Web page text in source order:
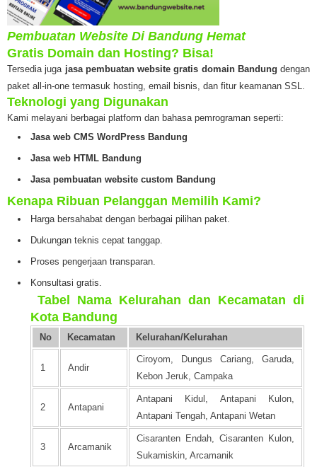
Pembuatan Website Di Bandung Hemat
Gratis Domain dan Hosting? Bisa!
Tersedia juga jasa pembuatan website gratis domain Bandung dengan
paket all-in-one termasuk hosting, email bisnis, dan fitur keamanan SSL.
Teknologi yang Digunakan
Kami melayani berbagai platform dan bahasa pemrograman seperti:
Jasa web CMS WordPress Bandung
Jasa web HTML Bandung
Jasa pembuatan website custom Bandung
Kenapa Ribuan Pelanggan Memilih Kami?
Harga bersahabat dengan berbagai pilihan paket.
Dukungan teknis cepat tanggap.
Proses pengerjaan transparan.
Konsultasi gratis.
Tabel Nama Kelurahan dan Kecamatan di
Kota Bandung
No Kecamatan Kelurahan/Kelurahan
1 Andir
Ciroyom, Dungus Cariang, Garuda,
Kebon Jeruk, Campaka
2 Antapani
Antapani Kidul, Antapani Kulon,
Antapani Tengah, Antapani Wetan
3 Arcamanik
Cisaranten Endah, Cisaranten Kulon,
Sukamiskin, Arcamanik